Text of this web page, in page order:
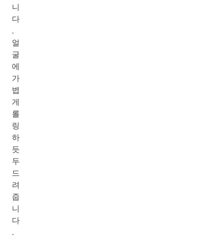
니
다
.
얼
굴
에
가
볍
게
롤
링
하
듯
두
드
려
줍
니
다
.